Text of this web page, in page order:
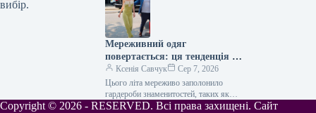
вибір.
прикрас – позолочені…
Мереживний одяг
повертається: ця тенденція з
70-х років стане ключовою у
серпні 2026 року
Ксенія Савчук
Сер 7, 2026
Цього літа мереживо заполонило
гардероби знаменитостей, таких як
Сієнна Міллер, Алекс Чанг, Гейлі
Copyright © 2026 - RESERVED. Всі права захищені. Сайт